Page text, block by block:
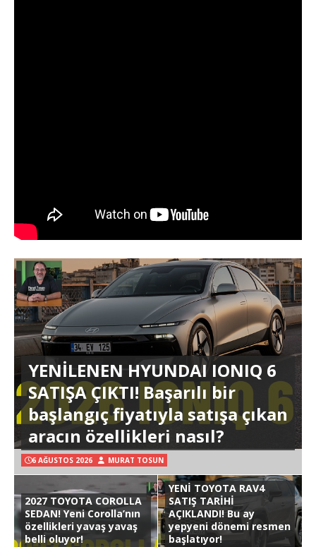
YENİLENEN HYUNDAI IONIQ 6
SATIŞA ÇIKTI! Başarılı bir
başlangıç fiyatıyla satışa çıkan
aracın özellikleri nasıl?
6 AĞUSTOS 2026 MURAT TOSUN
2027 TOYOTA COROLLA
SEDAN! Yeni Corolla’nın
özellikleri yavaş yavaş
belli oluyor!
YENİ TOYOTA RAV4
SATIŞ TARİHİ
AÇIKLANDI! Bu ay
yepyeni dönemi resmen
başlatıyor!